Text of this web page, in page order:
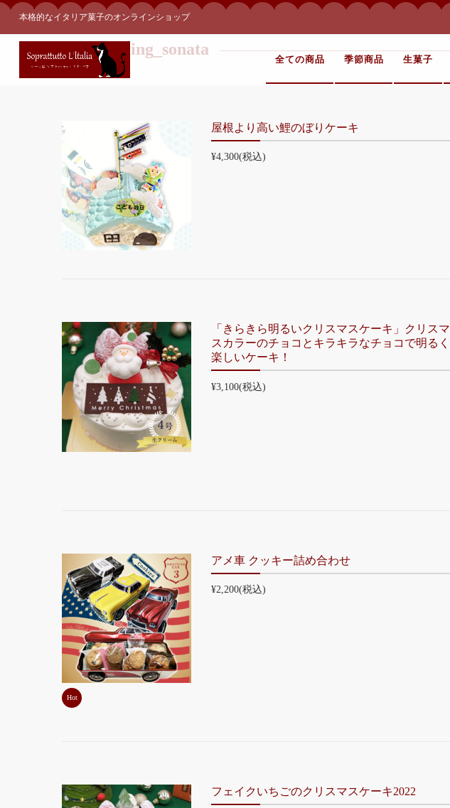
全ての商品 季節商品 生菓子
本格的なイタリア菓子のオンラインショップ
タグ:spring_sonata
屋根より高い鯉のぼりケーキ
¥4,300(税込)
「きらきら明るいクリスマスケーキ」クリスマ
スカラーのチョコとキラキラなチョコで明るく
楽しいケーキ！
¥3,100(税込)
Hot
アメ車 クッキー詰め合わせ
¥2,200(税込)
フェイクいちごのクリスマスケーキ2022